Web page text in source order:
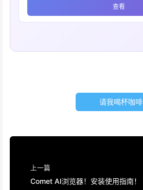
查看
请我喝杯咖啡
上一篇
Comet AI浏览器！安装使用指南！